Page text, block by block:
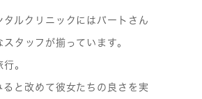
タルクリニックにはパートさん
スタッフが揃っています。
。
ると改めて彼女たちの良さを実